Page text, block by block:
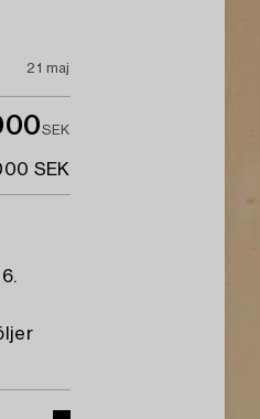
21 maj
SEK
SEK